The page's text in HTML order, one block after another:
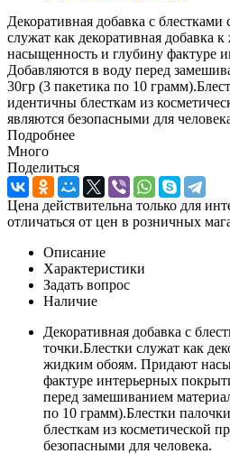
Декоративная добавка с блестками
служат как декоративная
насыщенность и глубину фактуре
Добавляются в воду перед
30гр (3 пакетика по 10
идентичны блесткам из
являются безопасными для
Подробнее
Много
Поделиться
Цена действительна только для
отличаться от цен в розничных
Описание
Характеристики
Задать вопрос
Наличие
Декоративная добавка с
точки.Блестки служат как
жидким обоям. Придают
фактуре интерьерных
перед замешиванием
по 10 грамм).Блестки
блесткам из косметической
безопасными для человека.